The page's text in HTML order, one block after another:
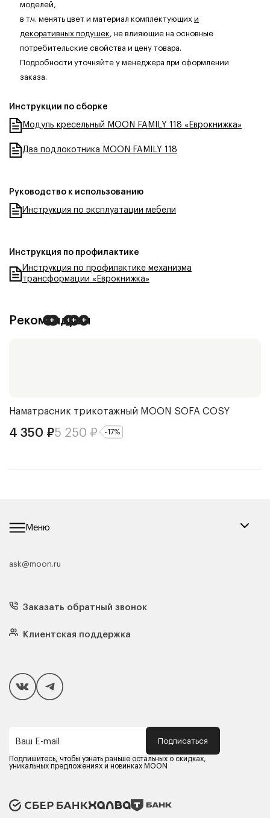
моделей,
в т.ч. менять цвет и материал комплектующих и
декоративных подушек, не влияющие на основные
потребительские свойства и цену товара.
Подробности уточняйте у менеджера при оформлении
заказа.
Инструкции по сборке
Модуль кресельный MOON FAMILY 118 «Еврокнижка»
Два подлокотника MOON FAMILY 118
Руководство к использованию
Инструкция по эксплуатации мебели
Инструкция по профилактике
Инструкция по профилактике механизма
трансформации «Еврокнижка»
+
+ +
+ +
+
Рекомендуем
Наматрасник трикотажный MOON SOFA COSY
4 350 ₽5 250 ₽ -17%
Меню
Каталог мебели
Кресла
Матрасы
Подушки
Чехлы и наматрасники
Покупателям
Способы оплаты
Компания MOON
Оферта
Политика конфиденциальности
Карьера в MOON
ask@moon.ru
Заказать обратный звонок
Клиентская поддержка
Ваш E-mail Подписаться
Подпишитесь, чтобы узнать раньше остальных о скидках,
уникальных предложениях и новинках MOON